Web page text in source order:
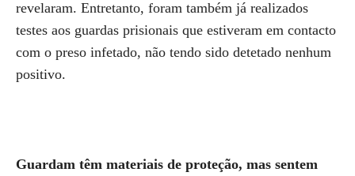
revelaram. Entretanto, foram também já realizados
testes aos guardas prisionais que estiveram em contacto
com o preso infetado, não tendo sido detetado nenhum
positivo.
Guardam têm materiais de proteção, mas sentem